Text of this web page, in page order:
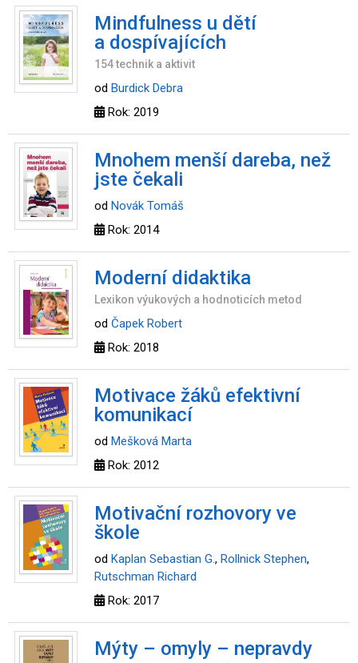
Mindfulness u dětí
a dospívajících
154 technik a aktivit
od Burdick Debra
Rok: 2019
Mnohem menší dareba, než
jste čekali
od Novák Tomáš
Rok: 2014
Moderní didaktika
Lexikon výukových a hodnoticích metod
od Čapek Robert
Rok: 2018
Motivace žáků efektivní
komunikací
od Mešková Marta
Rok: 2012
Motivační rozhovory ve
škole
od Kaplan Sebastian G., Rollnick Stephen,
Rutschman Richard
Rok: 2017
Mýty – omyly – nepravdy